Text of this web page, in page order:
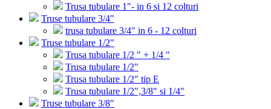
Trusa tubulare 1"- in 6 si 12 colturi
Truse tubulare 3/4"
trusa tubulare 3/4" in 6 - 12 colturi
Truse tubulare 1/2"
Trusa tubulare 1/2 " + 1/4 "
Trusa tubulare 1/2"
Trusa tubulare 1/2" tip E
Trusa tubulare 1/2",3/8" si 1/4"
Truse tubulare 3/8"